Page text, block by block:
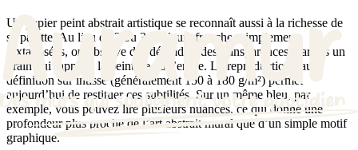
Un papier peint abstrait artistique se reconnaît aussi à la richesse de
sa palette. Au lieu de 2 ou 3 couleurs franches simplement
juxtaposées, on observe des dégradés, des transparences, parfois un
grain qui rappelle la peinture ou l’encre. La reproduction haute
définition sur intissé (généralement 150 à 180 g/m²) permet
aujourd’hui de restituer ces subtilités. Sur un même bleu, par
exemple, vous pouvez lire plusieurs nuances, ce qui donne une
profondeur plus proche de l’art abstrait mural que d’un simple motif
graphique.